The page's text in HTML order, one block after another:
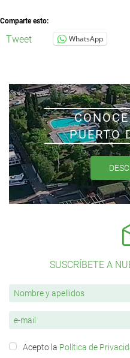
Comparte esto:
Tweet WhatsApp
PUERTO
SUSCRÍBETE A
Acepto la Política de